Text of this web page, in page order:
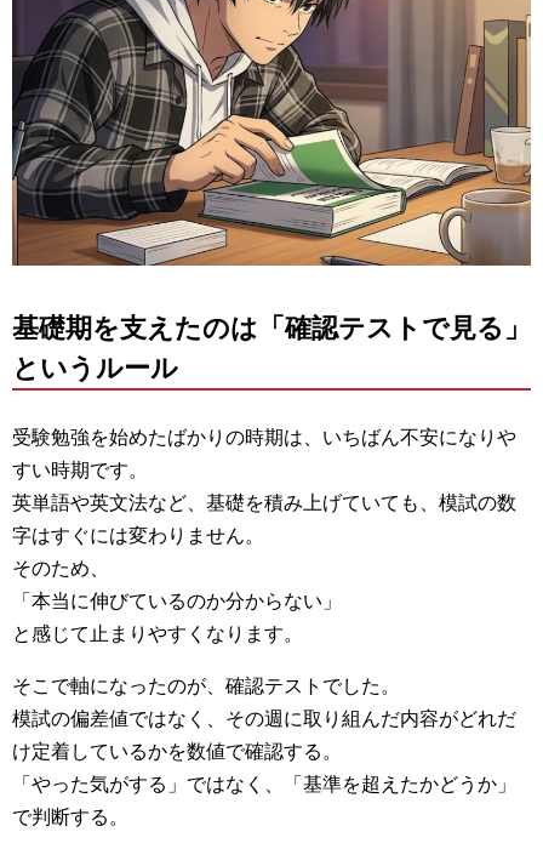
基礎期を支えたのは「確認テストで見る」
というルール
受験勉強を始めたばかりの時期は、いちばん不安になりや
すい時期です。
英単語や英文法など、基礎を積み上げていても、模試の数
字はすぐには変わりません。
そのため、
「本当に伸びているのか分からない」
と感じて止まりやすくなります。
そこで軸になったのが、確認テストでした。
模試の偏差値ではなく、その週に取り組んだ内容がどれだ
け定着しているかを数値で確認する。
「やった気がする」ではなく、「基準を超えたかどうか」
で判断する。